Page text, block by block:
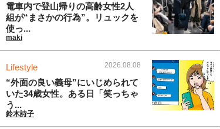
電車内で登山帰りの高齢女性2人
組が“まさかの行為”。リュックを
使っ...
maki
Lifestyle 2026.08.08
“外面の良い義母”にいじめられて
いた34歳女性。ある日「笑っちゃ
う...
鈴木詩子